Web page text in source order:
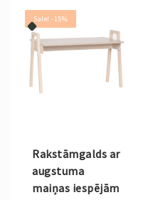
Sale! -15%
Rakstāmgalds ar
augstuma
maiņas iespējām